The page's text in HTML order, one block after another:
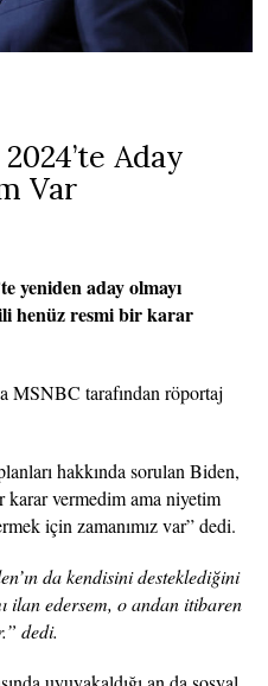
Aday
Var
yeniden aday olmayı
henüz resmi bir karar
MSNBC tarafından röportaj
hakkında sorulan Biden,
vermedim ama niyetim
için zamanımız var” dedi.
da kendisini desteklediğini
ilan edersem, o andan itibaren
dedi.